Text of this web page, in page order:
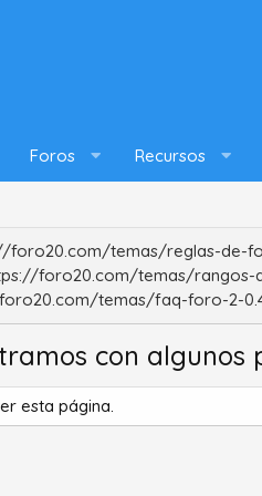
Foros Recursos
foro20.com/temas/reglas-de-
foro20.com/temas/rangos-
temas/faq-foro-2-
con algunos
esta página.